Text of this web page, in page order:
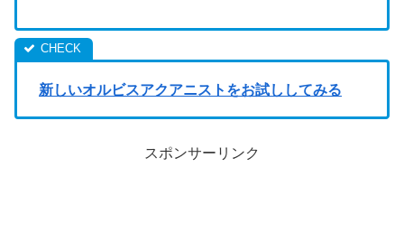
新しいオルビスアクアニストをお試ししてみる
スポンサーリンク